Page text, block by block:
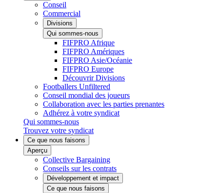
Conseil
Commercial
Divisions
Qui sommes-nous
FIFPRO Afrique
FIFPRO Amériques
FIFPRO Asie/Océanie
FIFPRO Europe
Découvrir Divisions
Footballers Unfiltered
Conseil mondial des joueurs
Collaboration avec les parties prenantes
Adhérez à votre syndicat
Qui sommes-nous
Trouvez votre syndicat
Ce que nous faisons
Aperçu
Collective Bargaining
Conseils sur les contrats
Développement et impact
Ce que nous faisons